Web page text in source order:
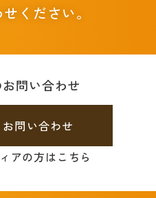
ください。
問い合わせ
問い合わせ
アの方はこちら